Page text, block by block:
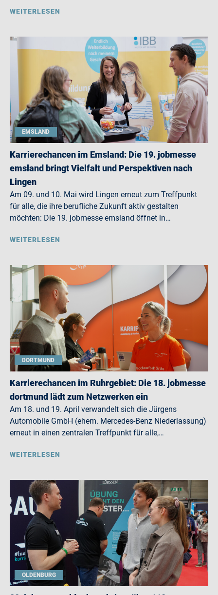
WEITERLESEN
EMSLAND
Karrierechancen im Emsland: Die 19. jobmesse
emsland bringt Vielfalt und Perspektiven nach
Lingen
Am 09. und 10. Mai wird Lingen erneut zum Treffpunkt
für alle, die ihre berufliche Zukunft aktiv gestalten
möchten: Die 19. jobmesse emsland öffnet in…
WEITERLESEN
DORTMUND
Karrierechancen im Ruhrgebiet: Die 18. jobmesse
dortmund lädt zum Netzwerken ein
Am 18. und 19. April verwandelt sich die Jürgens
Automobile GmbH (ehem. Mercedes-Benz Niederlassung)
erneut in einen zentralen Treffpunkt für alle,…
WEITERLESEN
OLDENBURG